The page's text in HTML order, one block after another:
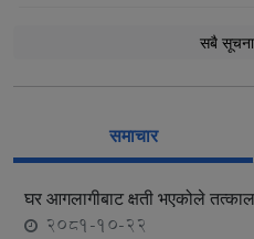
सबै सूचना
समाचार
घर आगलागीबाट क्षती भएकोले
2081-10-22